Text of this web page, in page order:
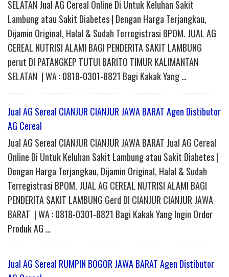
SELATAN Jual AG Cereal Online Di Untuk Keluhan Sakit
Lambung atau Sakit Diabetes | Dengan Harga Terjangkau,
Dijamin Original, Halal & Sudah Terregistrasi BPOM. JUAL AG
CEREAL NUTRISI ALAMI BAGI PENDERITA SAKIT LAMBUNG
perut DI PATANGKEP TUTUI BARITO TIMUR KALIMANTAN
SELATAN | WA : 0818-0301-8821 Bagi Kakak Yang …
Jual AG Sereal CIANJUR CIANJUR JAWA BARAT Agen Distibutor
AG Cereal
Jual AG Sereal CIANJUR CIANJUR JAWA BARAT Jual AG Cereal
Online Di Untuk Keluhan Sakit Lambung atau Sakit Diabetes |
Dengan Harga Terjangkau, Dijamin Original, Halal & Sudah
Terregistrasi BPOM. JUAL AG CEREAL NUTRISI ALAMI BAGI
PENDERITA SAKIT LAMBUNG Gerd DI CIANJUR CIANJUR JAWA
BARAT | WA : 0818-0301-8821 Bagi Kakak Yang Ingin Order
Produk AG …
Jual AG Sereal RUMPIN BOGOR JAWA BARAT Agen Distibutor